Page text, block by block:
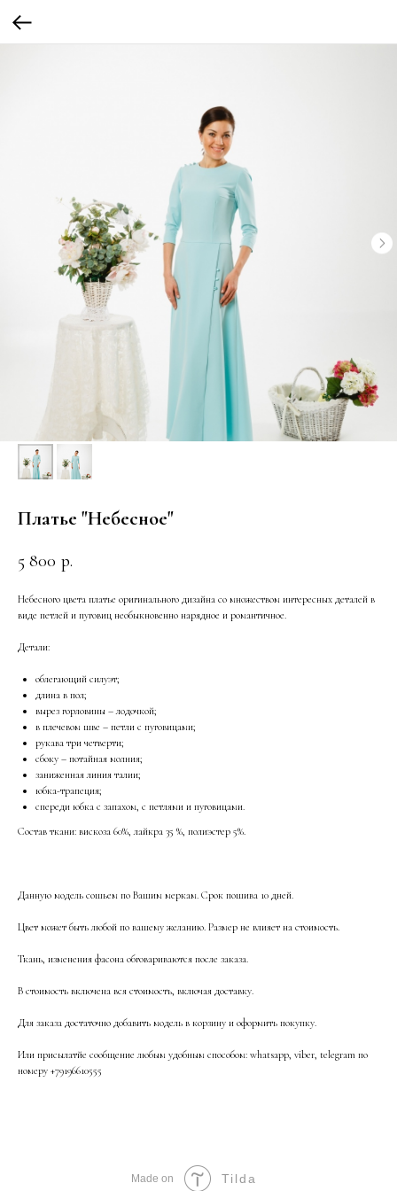
Платье "Небесное"
5 800 р.
Небесного цвета платье оригинального дизайна со множеством интересных деталей в
виде петлей и пуговиц необыкновенно нарядное и романтичное.
Детали:
облегающий силуэт;
длина в пол;
вырез горловины – лодочкой;
в плечевом шве – петли с пуговицами;
рукава три четверти;
сбоку – потайная молния;
заниженная линия талии;
юбка-трапеция;
спереди юбка с запахом, с петлями и пуговицами.
Состав ткани: вискоза 60%, лайкра 35 %, полиэстер 5%.
Данную модель сошьем по Вашим меркам. Срок пошива 10 дней.
Цвет может быть любой по вашему желанию. Размер не влияет на стоимость.
Ткань, изменения фасона обговариваются после заказа.
В стоимость включена вся стоимость, включая доставку.
Для заказа достаточно добавить модель в корзину и оформить покупку.
Или присылатйе сообщение любым удобным способом: whatsapp, viber, telegram по
номеру +79196610555
Made on Tilda